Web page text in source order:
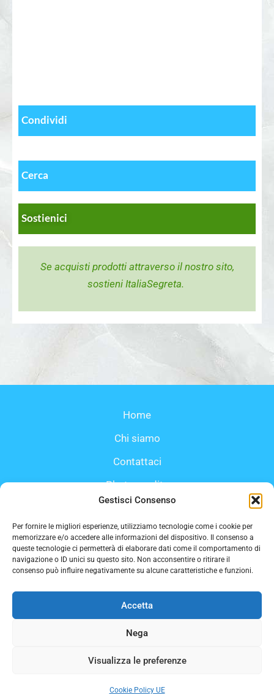
Gestisci Consenso
Per fornire le migliori esperienze, utilizziamo tecnologie come i cookie per
memorizzare e/o accedere alle informazioni del dispositivo. Il consenso a
queste tecnologie ci permetterà di elaborare dati come il comportamento di
navigazione o ID unici su questo sito. Non acconsentire o ritirare il
consenso può influire negativamente su alcune caratteristiche e funzioni.
Accetta
Nega
Visualizza le preferenze
Cookie Policy UE
Condividi
Cerca
Sostienici
Se acquisti prodotti attraverso il nostro sito,
sostieni ItaliaSegreta.
Home
Chi siamo
Contattaci
Photo credits
Copyright ItaliaSegreta 2023